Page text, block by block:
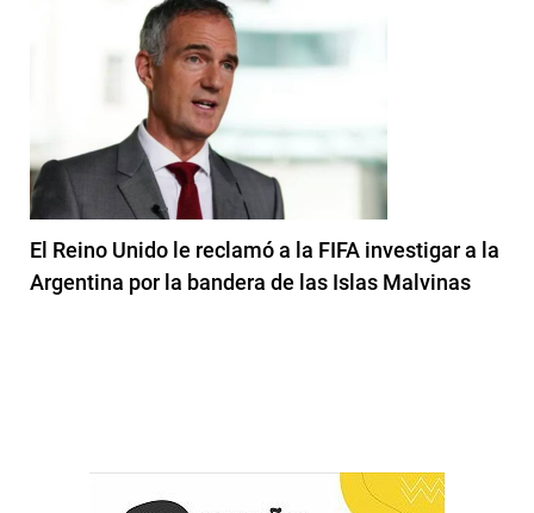
El Reino Unido le reclamó a la FIFA investigar a la
Argentina por la bandera de las Islas Malvinas